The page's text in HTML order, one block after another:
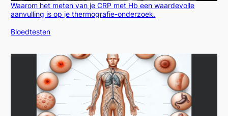
Waarom het meten van je CRP met Hb een waardevolle
aanvulling is op je thermografie-onderzoek.
In relatie tot
Bloedtesten